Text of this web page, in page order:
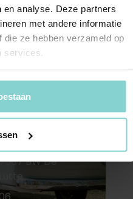
analyse. Deze partners
met andere informatie
ze hebben verzameld op
services.
BW De